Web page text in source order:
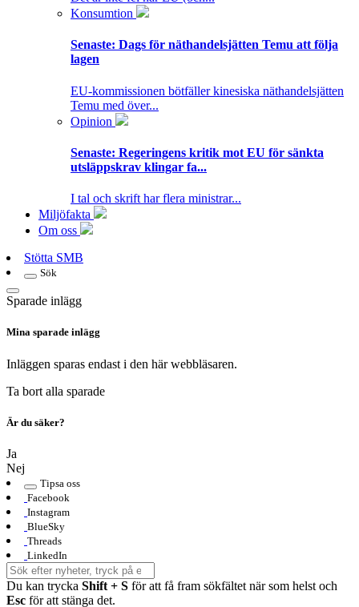
Konsumtion
Senaste: Dags för näthandelsjätten Temu att följa
lagen
EU-kommissionen bötfäller kinesiska näthandelsjätten
Temu med över...
Opinion
Senaste: Regeringens kritik mot EU för sänkta
utsläppskrav klingar fa...
I tal och skrift har flera ministrar...
Miljöfakta
Om oss
Stötta SMB
Sök
Sparade inlägg
Mina sparade inlägg
Inläggen sparas endast i den här webbläsaren.
Ta bort alla sparade
Är du säker?
Ja
Nej
Tipsa oss
Facebook
Instagram
BlueSky
Threads
LinkedIn
Du kan trycka Shift + S för att få fram sökfältet när som helst och
Esc för att stänga det.